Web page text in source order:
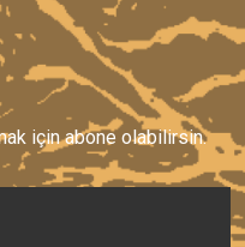
için abone olabilirsin.